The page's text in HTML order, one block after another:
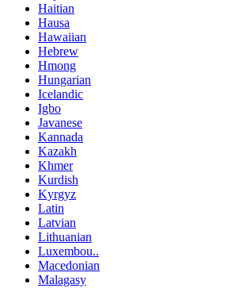
Haitian
Hausa
Hawaiian
Hebrew
Hmong
Hungarian
Icelandic
Igbo
Javanese
Kannada
Kazakh
Khmer
Kurdish
Kyrgyz
Latin
Latvian
Lithuanian
Luxembou..
Macedonian
Malagasy